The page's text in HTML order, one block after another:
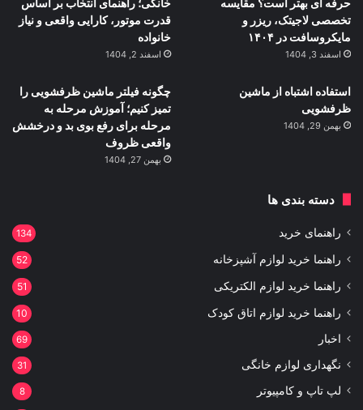
تخصصی لاجیتک، ریزر و
مایکروسافت در ۱۴۰۴
اسفند 3, 1404
قدرت موتور، کارایی واقعی و نیاز
خانواده
اسفند 2, 1404
استفاده اشتباه از ماشین
ظرفشویی
بهمن 29, 1404
چگونه فیلتر ماشین ظرفشویی را
تمیز کنیم؛ آموزش مرحله به
مرحله برای رفع بوی بد و درخشش
واقعی ظروف
بهمن 27, 1404
دسته بندی ها
راهنمای خرید 134
راهنما خرید لوازم آشپزخانه 52
راهنما خرید لوازم الکتریکی 51
راهنما خرید لوازم اتاق کودک 10
اخبار 69
نگهداری لوازم خانگی 31
لپ تاپ و کامپیوتر 8